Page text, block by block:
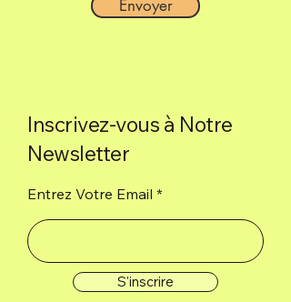
Envoyer
Inscrivez-vous à Notre
Newsletter
Entrez Votre Email
S'inscrire